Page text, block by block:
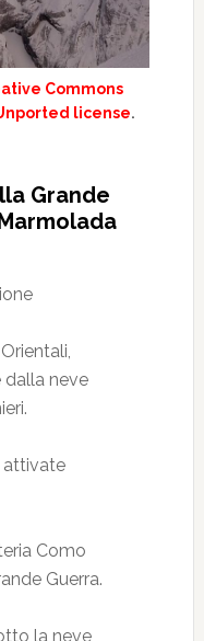
Commons
license.
Grande
dalla neve
attivate
Como
Guerra.
la neve